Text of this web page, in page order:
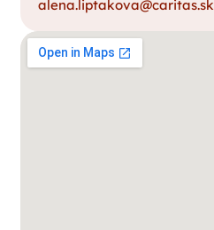
alena.liptakova@caritas.sk